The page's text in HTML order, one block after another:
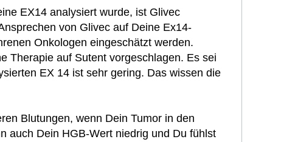
EX14 analysiert wurde, ist Glivec
von Glivec auf Deine Ex14-
Onkologen eingeschätzt werden.
Therapie auf Sutent vorgeschlagen. Es sei
EX 14 ist sehr gering. Das wissen die
Blutungen, wenn Dein Tumor in den
auch Dein HGB-Wert niedrig und Du fühlst